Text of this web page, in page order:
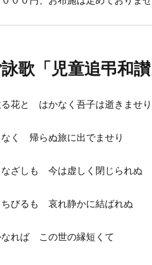
歌「児童追弔和讃
花と はかなく吾子は逝きませり
く 帰らぬ旅に出でませり
ざしも 今は虚しく閉じられぬ
びるも 哀れ静かに結ばれぬ
れば この世の縁短くて